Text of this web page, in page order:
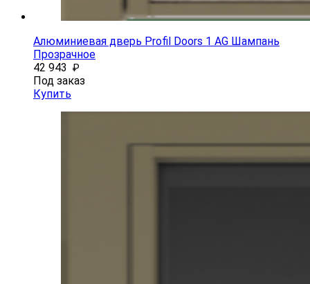
Алюминиевая дверь Profil Doors 1 AG Шампань
Прозрачное
42 943 ₽
Под заказ
Купить